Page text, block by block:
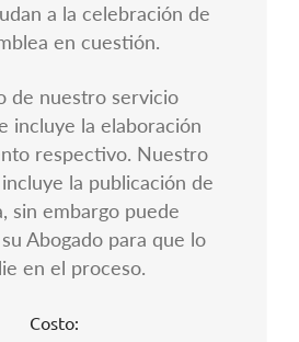
a la celebración de
en cuestión.
de nuestro servicio
incluye la elaboración
respectivo. Nuestro
la publicación de
sin embargo puede
Abogado para que lo
en el proceso.
Costo: